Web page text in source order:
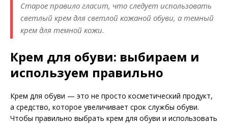
Старое правило гласит, что следует использовать
светлый крем для светлой кожаной обуви, а темный
крем для темной кожи.
Крем для обуви: выбираем и
используем правильно
Крем для обуви — это не просто косметический продукт,
а средство, которое увеличивает срок службы обуви.
Чтобы правильно выбрать крем для обуви и использовать